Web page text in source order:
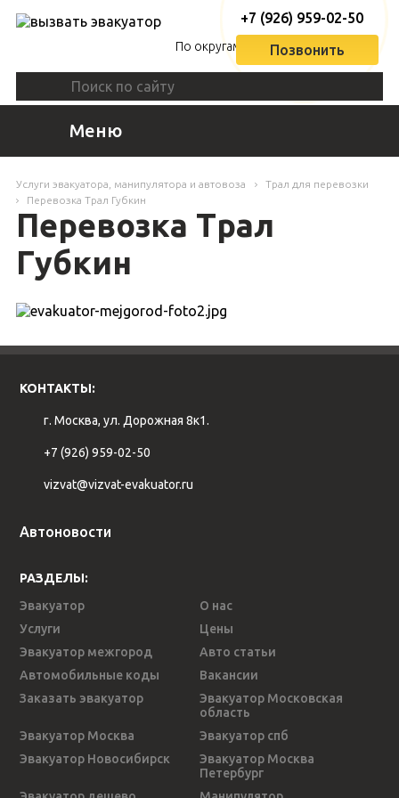
По округам
+7 (926) 959-02-50
Позвонить
Меню
Услуги эвакуатора, манипулятора и автовоза
Трал для перевозки
Перевозка Трал Губкин
Перевозка Трал
Губкин
КОНТАКТЫ:
г. Москва, ул. Дорожная 8к1.
+7 (926) 959-02-50
vizvat@vizvat-evakuator.ru
Автоновости
РАЗДЕЛЫ:
Эвакуатор
О нас
Услуги
Цены
Эвакуатор межгород
Авто статьи
Автомобильные коды
Вакансии
Заказать эвакуатор
Эвакуатор Московская
область
Эвакуатор Москва
Эвакуатор спб
Эвакуатор Новосибирск
Эвакуатор Москва
Петербург